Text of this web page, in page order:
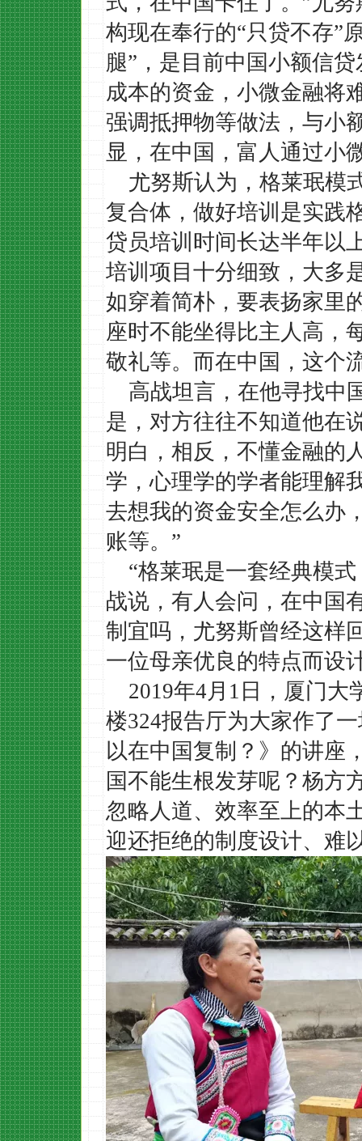
构现在奉行的“只贷不存”
腿”，是目前中国小额信
成本的资金，小微金融将
强调抵押物等做法，与小
显，在中国，富人通过小
尤努斯认为，格莱珉模
复合体，做好培训是实践
贷员培训时间长达半年以
培训项目十分细致，大多
如穿着简朴，要表扬家里
座时不能坐得比主人高，
敬礼等。 而在中国，这个
高战坦言，在他寻找中
是，对方往往不知道他在
明白，相反，不懂金融的
学，心理学的学者能理解
去想我的资金安全怎么办
账等。”
“格莱珉是一套经典模
战说，有人会问，在中国
制宜吗，尤努斯曾经这样
一位母亲优良的特点而设
2019年4月1日，厦门
楼324报告厅为大家作了
以在中国复制？》的讲座
国不能生根发芽呢？杨方
忽略人道、效率至上的本
迎还拒绝的制度设计、难